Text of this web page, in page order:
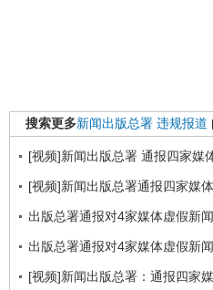
搜索更多新闻出版总署 违规报道
[视频]新闻出版总署 通报四家媒
[视频]新闻出版总署通报四家媒
出版总署通报对4家媒体虚假新
出版总署通报对4家媒体虚假新
[视频]新闻出版总署：通报四家